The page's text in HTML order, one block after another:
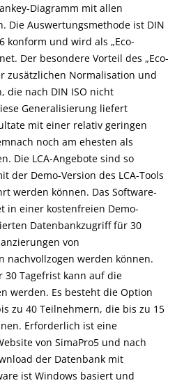
Diagramm mit allen
Die Auswertungsmethode ist DIN
konform und wird als „Eco-
Der besondere Vorteil des „Eco-
zusätzlichen Normalisation und
die nach DIN ISO nicht
Generalisierung liefert
mit einer relativ geringen
noch am ehesten als
Die LCA-Angebote sind so
der Demo-Version des LCA-Tools
werden können. Das Software-
in einer kostenfreien Demo-
Datenbankzugriff für 30
von
nachvollzogen werden können.
30 Tagefrist kann auf die
werden. Es besteht die Option
zu 40 Teilnehmern, die bis zu 15
Erforderlich ist eine
von SimaPro5 und nach
der Datenbank mit
ist Windows basiert und